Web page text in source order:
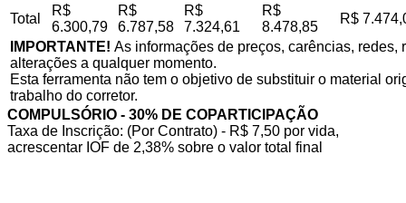
Total
R$
6.300,79
R$
6.787,58
R$
7.324,61
R$
8.478,85
R$
IMPORTANTE! As informações de preços, carências,
alterações a qualquer momento.
Esta ferramenta não tem o objetivo de substituir o material
trabalho do corretor.
COMPULSÓRIO - 30% DE COPARTICIPAÇÃO
Taxa de Inscrição: (Por Contrato) - R$ 7,50 por vida,
acrescentar IOF de 2,38% sobre o valor total final